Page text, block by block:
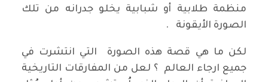
منظمة طلابية أو شبابية يخلو جدرانه من تلك
الصورة الأيقونة .
لكن ما هي قصة هذه الصورة التي انتشرت في
جميع ارجاء العالم ؟ لعل من المفارقات التاريخية